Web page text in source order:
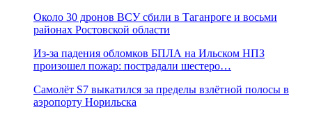
Около 30 дронов ВСУ сбили в Таганроге и восьми
районах Ростовской области
Из-за падения обломков БПЛА на Ильском НПЗ
произошел пожар: пострадали шестеро…
Самолёт S7 выкатился за пределы взлётной полосы в
аэропорту Норильска